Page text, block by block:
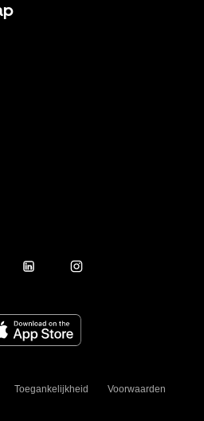
Toegankelijkheid Voorwaarden